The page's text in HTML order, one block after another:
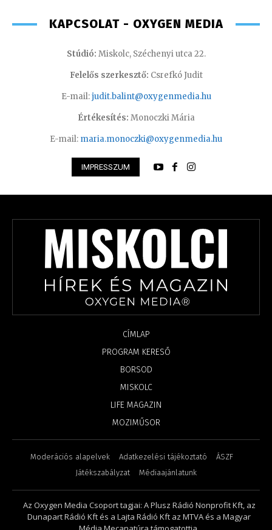
KAPCSOLAT - OXYGEN MEDIA
Stúdió: Miskolc, Széchenyi utca 22.
Felelős szerkesztő: Csrefkó Judit
E-mail:judit.balint@oxygenmedia.hu
Értékesítés: Monoczki Mária
E-mail: maria.monoczki@oxygenmedia.hu
IMPRESSZUM
CÍMLAP
PROGRAM KERESŐ
BORSOD
MISKOLC
LIFE MAGAZIN
MOZIMŰSOR
Moderációs alapelvek Adatkezelési tájékoztató
ÁSZF
Játékszabályzat
Médiaajánlatunk
Az Oxygen Media Csoport tagjai: A Plusz Rádió Nonprofit Kft, az
Dunapart Rádió Kft és a Lajta Rádió Kft az MTVA és a Magyar